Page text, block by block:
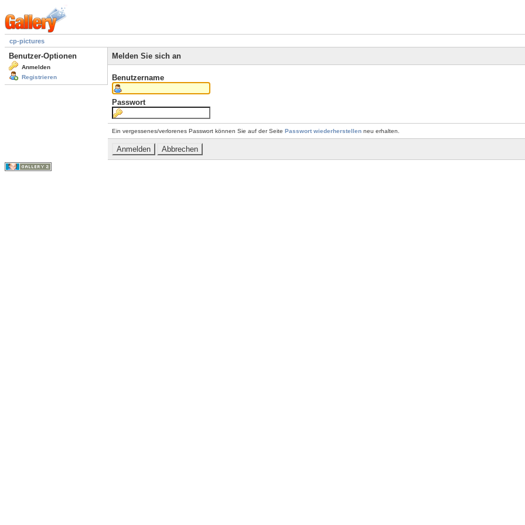
cp-pictures
Benutzer-Optionen
Anmelden
Registrieren
Melden Sie sich an
Benutzername
Passwort
Ein vergessenes/verlorenes Passwort können Sie auf der Seite Passwort wiederherstellen neu erhalten.